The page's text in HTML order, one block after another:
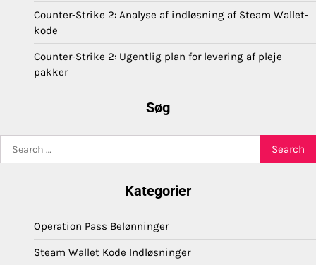
Counter-Strike 2: Analyse af indløsning af Steam Wallet-
kode
Counter-Strike 2: Ugentlig plan for levering af pleje
pakker
Søg
for:
Kategorier
Operation Pass Belønninger
Steam Wallet Kode Indløsninger